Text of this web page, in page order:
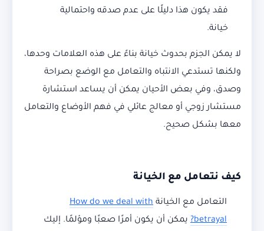
فقد يكون هذا دليلًا على عدم صدقه واحتمالية
خيانة.
لا يمكن الجزم بحدوث خيانة بناءً على هذه العلامات وحدها،
ولكنها تستدعي الانتباه والتعامل مع الوضع بصراحة
وصدق، وفي بعض الأحيان يمكن أن يساعد استشارة
مستشار زوجي أو معالج عائلي في فهم الأوضاع والتعامل
معها بشكل صحيح.
كيف نتعامل مع الخيانة
التعامل مع الخيانة How do we deal with
betrayal?
يمكن أن يكون أمرًا صعبًا ومؤلمًا. إليك